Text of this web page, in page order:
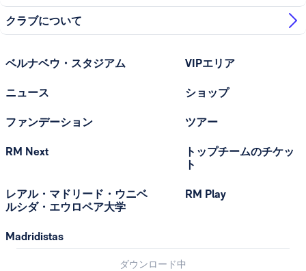
クラブについて
ベルナベウ・スタジアム
ニュース
ファンデーション
RM Next
レアル・マドリード・ウニベ
ルシダ・エウロペア大学
Madridistas
VIPエリア
ショップ
ツアー
トップチームのチケッ
ト
RM Play
ダウンロード中